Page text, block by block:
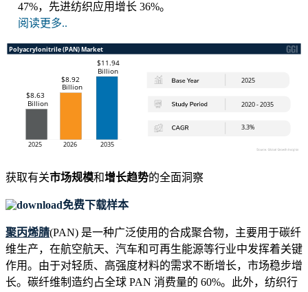
47%，先进纺织应用增长 36%。
阅读更多..
获取有关市场规模和增长趋势的全面洞察
免费下载样本
聚丙烯腈(PAN) 是一种广泛使用的合成聚合物，主要用于碳纤
维生产，在航空航天、汽车和可再生能源等行业中发挥着关键
作用。由于对轻质、高强度材料的需求不断增长，市场稳步增
长。碳纤维制造约占全球 PAN 消费量的 60%。此外，纺织行